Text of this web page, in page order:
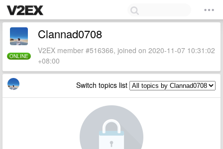
ONLINE
Clannad0708
V2EX member #516366, joined on 2020-11-07 10:31:02
+08:00
Switch topics list